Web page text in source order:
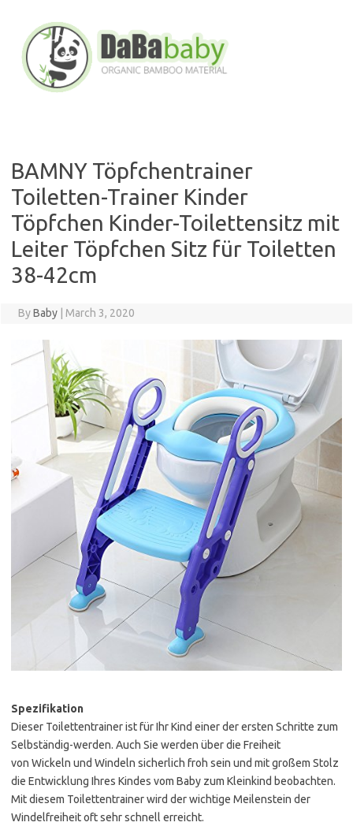
content
BAMNY Töpfchentrainer
Toiletten-Trainer Kinder
Töpfchen Kinder-Toilettensitz mit
Leiter Töpfchen Sitz für Toiletten
38-42cm
ByBaby March 3, 2020
Spezifikation
Dieser Toilettentrainer ist für Ihr Kind einer der ersten Schritte zum
Selbständig-werden. Auch Sie werden über die Freiheit
von Wickeln und Windeln sicherlich froh sein und mit großem Stolz
die Entwicklung Ihres Kindes vom Baby zum Kleinkind beobachten.
Mit diesem Toilettentrainer wird der wichtige Meilenstein der
Windelfreiheit oft sehr schnell erreicht.